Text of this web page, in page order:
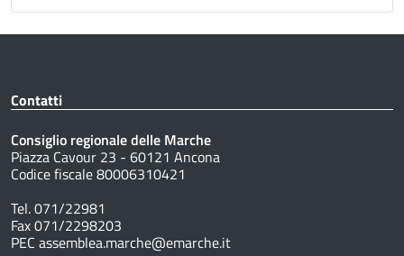
Contatti
Consiglio regionale delle Marche
Piazza Cavour 23 - 60121 Ancona
Codice fiscale 80006310421
Tel. 071/22981
Fax 071/2298203
PEC assemblea.marche@emarche.it